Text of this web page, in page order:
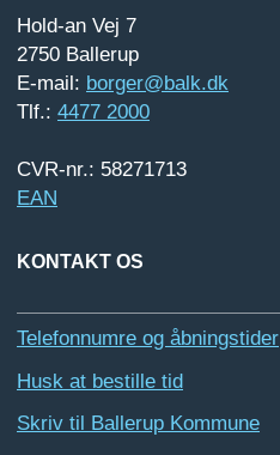
Hold-an Vej 7
2750 Ballerup
E-mail: borger@balk.dk
Tlf.: 4477 2000
CVR-nr.: 58271713
EAN
KONTAKT OS
Telefonnumre og åbningstider
Husk at bestille tid
Skriv til Ballerup Kommune